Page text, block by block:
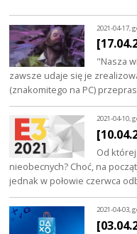
2021-04-17,
"Nasza
zawsze udaje się je
(znakomitego na PC)
2021-04-10,
Od
nieobecnych? Choć, na
jednak w połowie czerwca
2021-04-03,